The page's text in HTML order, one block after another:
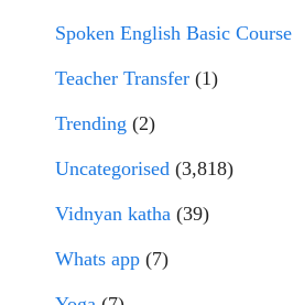
Spoken English Basic Course
Teacher Transfer (1)
Trending (2)
Uncategorised (3,818)
Vidnyan katha (39)
Whats app (7)